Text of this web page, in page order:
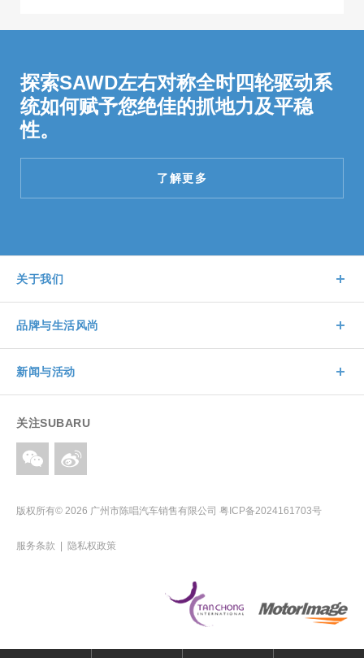
探索SAWD左右对称全时四轮驱动系
统如何赋予您绝佳的抓地力及平稳
性。
了解更多
关于我们
品牌与生活风尚
新闻与活动
关注SUBARU
版权所有© 2026 广州市陈唱汽车销售有限公司 粤ICP备2024161703号
服务条款 隐私权政策